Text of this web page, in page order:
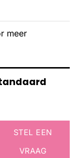
meer
STEL EEN
VRAAG